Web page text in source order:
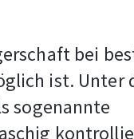
bei
ist. Unter
sogenannte